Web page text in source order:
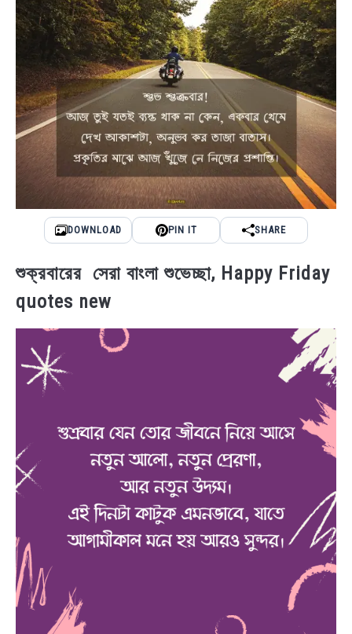
DOWNLOAD PIN IT SHARE
শুক্রবারের সেরা বাংলা শুভেচ্ছা, Happy Friday
quotes new